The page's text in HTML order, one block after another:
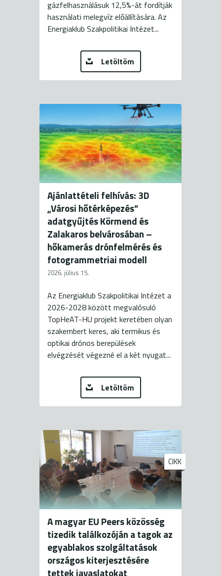
gázfelhasználásuk 12,5%-át fordítják
használati melegvíz előállítására. Az
Energiaklub Szakpolitikai Intézet...
Letöltöm
Ajánlattételi felhívás: 3D
„Városi hőtérképezés”
adatgyűjtés Körmend és
Zalakaros belvárosában –
hőkamerás drónfelmérés és
fotogrammetriai modell
2026. július 15.
Az Energiaklub Szakpolitikai Intézet a
2026-2028 között megvalósuló
TopHeAT-HU projekt keretében olyan
szakembert keres, aki termikus és
optikai drónos berepülések
elvégzését végezné el a két nyugat...
Letöltöm
CIKK
A magyar EU Peers közösség
tizedik találkozóján a tagok az
egyablakos szolgáltatások
országos kiterjesztésére
tettek javaslatokat